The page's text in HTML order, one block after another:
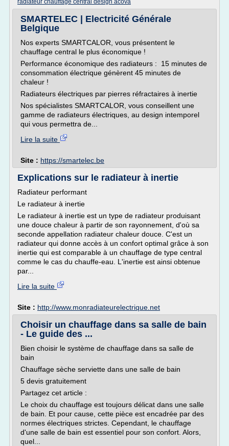
radiateur chauffage central design acova
SMARTELEC | Electricité Générale
Belgique
Nos experts SMARTCALOR, vous présentent le
chauffage central le plus économique !
Performance économique des radiateurs : 15 minutes de
consommation électrique génèrent 45 minutes de
chaleur !
Radiateurs électriques par pierres réfractaires à inertie
Nos spécialistes SMARTCALOR, vous conseillent une
gamme de radiateurs électriques, au design intemporel
qui vous permettra de...
Lire la suite
Site : https://smartelec.be
Explications sur le radiateur à inertie
Radiateur performant
Le radiateur à inertie
Le radiateur à inertie est un type de radiateur produisant
une douce chaleur à partir de son rayonnement, d'où sa
seconde appellation radiateur chaleur douce. C'est un
radiateur qui donne accès à un confort optimal grâce à son
inertie qui est comparable à un chauffage de type central
comme le cas du chauffe-eau. L'inertie est ainsi obtenue
par...
Lire la suite
Site : http://www.monradiateurelectrique.net
Choisir un chauffage dans sa salle de bain
- Le guide des ...
Bien choisir le système de chauffage dans sa salle de
bain
Chauffage sèche serviette dans une salle de bain
5 devis gratuitement
Partagez cet article :
Le choix du chauffage est toujours délicat dans une salle
de bain. Et pour cause, cette pièce est encadrée par des
normes électriques strictes. Cependant, le chauffage
d'une salle de bain est essentiel pour son confort. Alors,
quel...